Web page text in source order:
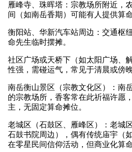
雁峰寺、珠晖塔：宗教场所附近，
间（如南岳香期）可能有人提供算命
衡阳站、华新汽车站周边：交通枢
命先生临时摆摊。
社区广场或天桥下（如太阳广场、
性强，需碰运气，常见于清晨或傍晚
南岳衡山景区（宗教文化区）：南
的宗教场所，香客常在此祈福许愿
主，无固定算命摊位。
老城区（石鼓区、雁峰区）：老城
石鼓书院周边），偶有传统庙宇（
在零星民间信仰活动，但商业化算命